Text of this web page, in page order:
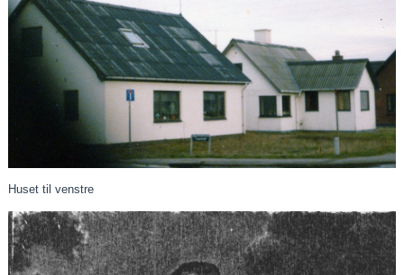
Huset til venstre